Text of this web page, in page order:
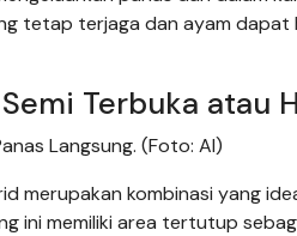
tetap terjaga dan ayam
Terbuka atau
Langsung. (Foto: AI)
merupakan kombinasi yang
ini memiliki area tertutup